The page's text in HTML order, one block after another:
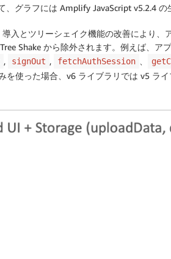
グラフには Amplify JavaScript v5.2.4 の
入とツリーシェイク機能の改善により、
Shake から除外されます。例えば、ア
, signOut , fetchAuthSession
を使った場合、v6 ライブラリでは v5 ラ